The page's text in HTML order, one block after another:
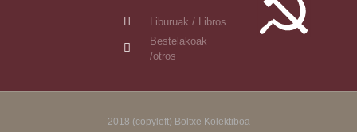
Liburuak / Libros
Bestelakoak
/otros
2018 (copyleft) Boltxe Kolektiboa